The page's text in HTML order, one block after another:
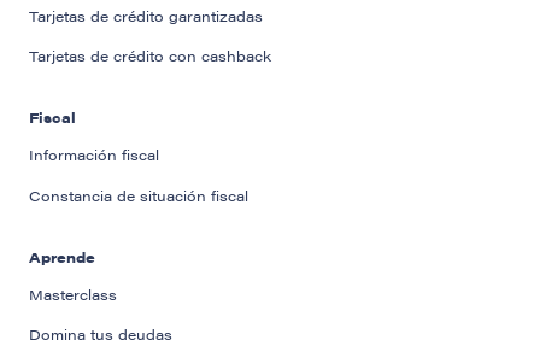
Tarjetas de crédito garantizadas
Tarjetas de crédito con cashback
Fiscal
Información fiscal
Constancia de situación fiscal
Aprende
Masterclass
Domina tus deudas